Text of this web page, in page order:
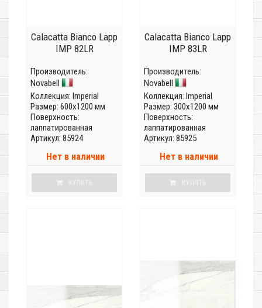
Calacatta Bianco Lapp
IMP 82LR
Производитель:
Novabell
Коллекция: Imperial
Размер: 600x1200 мм
Поверхность:
лаппатированная
Артикул: 85924
Нет в наличии
КУПИТЬ
Calacatta Bianco Lapp
IMP 83LR
Производитель:
Novabell
Коллекция: Imperial
Размер: 300x1200 мм
Поверхность:
лаппатированная
Артикул: 85925
Нет в наличии
КУПИТЬ